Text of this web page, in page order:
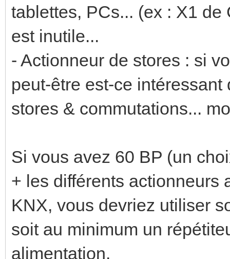
tablettes, PCs... (ex : X1
est inutile...
- Actionneur de stores : si
peut-être est-ce
stores & commutations...
Si vous avez 60 BP (un
+ les différents actionneurs
KNX, vous devriez utiliser
soit au minimum un
alimentation.